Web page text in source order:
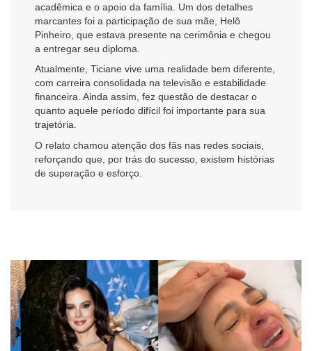
acadêmica e o apoio da família. Um dos detalhes
marcantes foi a participação de sua mãe, Helô
Pinheiro, que estava presente na cerimônia e chegou
a entregar seu diploma.
Atualmente, Ticiane vive uma realidade bem diferente,
com carreira consolidada na televisão e estabilidade
financeira. Ainda assim, fez questão de destacar o
quanto aquele período difícil foi importante para sua
trajetória.
O relato chamou atenção dos fãs nas redes sociais,
reforçando que, por trás do sucesso, existem histórias
de superação e esforço.